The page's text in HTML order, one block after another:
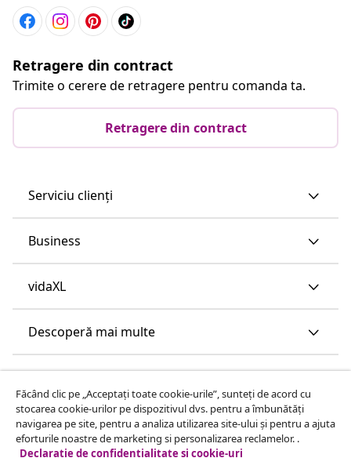
Retragere din contract
Trimite o cerere de retragere pentru comanda ta.
Retragere din contract
Serviciu clienți
Business
vidaXL
Descoperă mai multe
Făcând clic pe „Acceptați toate cookie-urile”, sunteți de acord cu
stocarea cookie-urilor pe dispozitivul dvs. pentru a îmbunătăți
navigarea pe site, pentru a analiza utilizarea site-ului și pentru a ajuta
eforturile noastre de marketing si personalizarea reclamelor. .
Declarație de confidențialitate și cookie-uri